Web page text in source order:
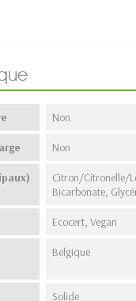
Non
Non
Citron/Citronelle/
Bicarbonate,
Ecocert, Vegan
Belgique
Solide